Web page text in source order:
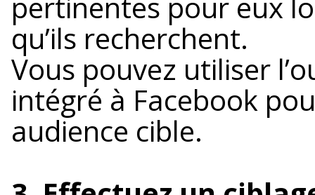
qu’ils recherchent.
Vous pouvez utiliser
intégré à Facebook
audience cible.